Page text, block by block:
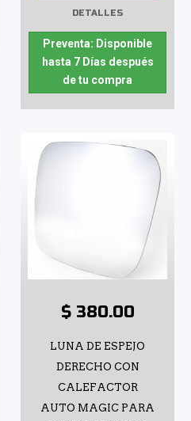
DETALLES
Preventa: Disponible
hasta 7 Días después
de tu compra
$ 380.00
LUNA DE ESPEJO
DERECHO CON
CALEFACTOR
AUTO MAGIC PARA